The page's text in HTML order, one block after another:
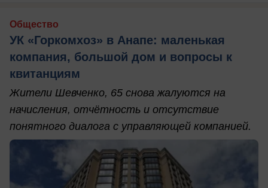
Общество
УК «Горкомхоз» в Анапе: маленькая
компания, большой дом и вопросы к
квитанциям
Жители Шевченко, 65 снова жалуются на
начисления, отчётность и отсутствие
понятного диалога с управляющей компанией.